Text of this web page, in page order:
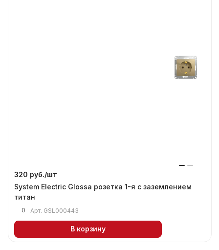
320 руб./шт
System Electric Glossa розетка 1-я с заземлением
титан
0 Арт. GSL000443
В корзину